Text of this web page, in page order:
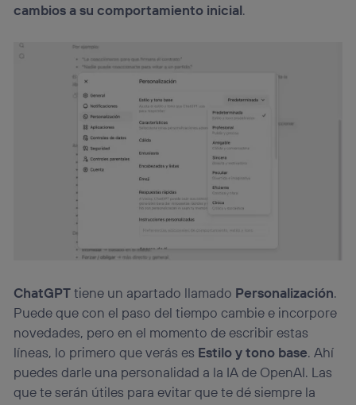
cambios a su comportamiento inicial.
ChatGPTtiene un apartado llamado Personalización.
Puede que con el paso del tiempo cambie e incorpore
novedades, pero en el momento de escribir estas
líneas, lo primero que verás es Estilo y tono base. Ahí
puedes darle una personalidad a la IA de OpenAI. Las
que te serán útiles para evitar que te dé siempre la